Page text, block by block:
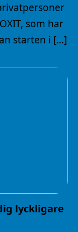
som har
starten i […]
lyckligare